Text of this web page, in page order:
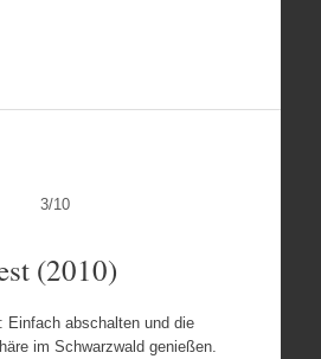
3/10
(2010)
Einfach abschalten und die
im Schwarzwald genießen.